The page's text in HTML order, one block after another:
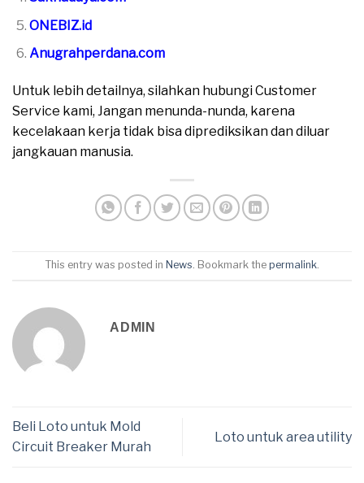
ONEBIZ.id
Anugrahperdana.com
Untuk lebih detailnya, silahkan hubungi Customer
Service kami, Jangan menunda-nunda, karena
kecelakaan kerja tidak bisa diprediksikan dan diluar
jangkauan manusia.
This entry was posted in News. Bookmark the permalink.
ADMIN
Beli Loto untuk Mold
Circuit Breaker Murah
Loto untuk area utility